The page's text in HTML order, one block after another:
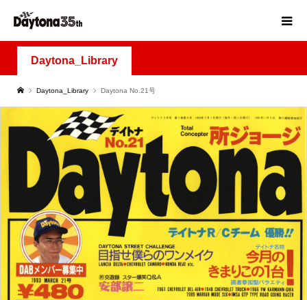
Daytona_Library
Daytona_Library Daytona No.21号